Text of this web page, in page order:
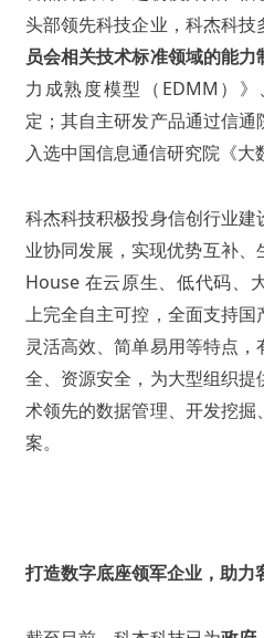
头部领先科技企业，科杰科技
员会相关技术标准领域的能力
力成熟度模型（EDMM）
定；其自主研发产品通过信
入选中国信息通信研究院《大
科杰科技积极投身信创行业
业协同发展，实现优势互补
House 在云原生、低代码、
上完全自主可控，全面支持国
灵活高效、简单易用等特点
全、资源安全，为大型组织
术领先的数据管理、开发挖
案。
打造数字底座领军企业，助力